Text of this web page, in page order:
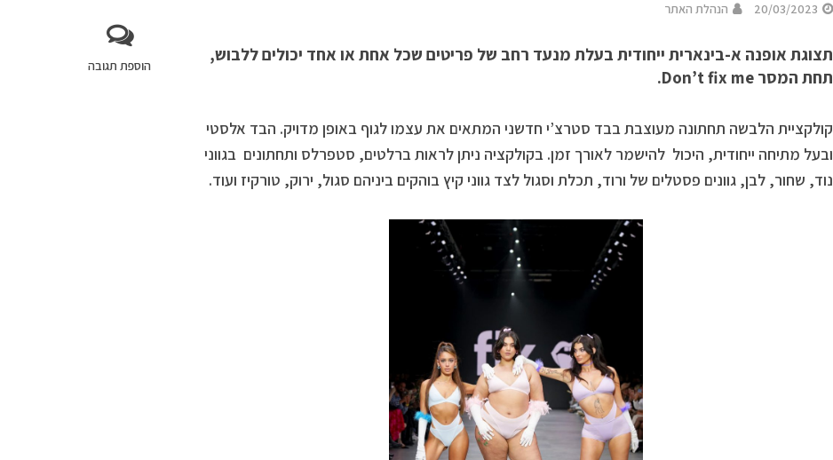
הוספת תגובה
20/03/2023 הנהלת האתר
תצוגת אופנה א-בינארית ייחודית בעלת מנעד רחב של פריטים שכל אחת או אחד יכולים ללבוש,
תחת המסר Don’t fix me.
קולקציית הלבשה תחתונה מעוצבת בבד סטרצ’י חדשני המתאים את עצמו לגוף באופן מדויק. הבד אלסטי
ובעל מתיחה ייחודית, היכול להישמר לאורך זמן. בקולקציה ניתן לראות ברלטים, סטפרלס ותחתונים בגווני
נוד, שחור, לבן, גוונים פסטלים של ורוד, תכלת וסגול לצד גווני קיץ בוהקים ביניהם סגול, ירוק, טורקיז ועוד.